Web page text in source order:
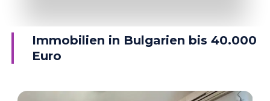
Ravda
Immobilien in Bulgarien bis 40.000
Euro